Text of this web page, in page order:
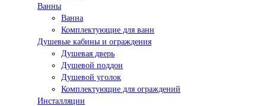
Ванны
Ванна
Комплектующие для ванн
Душевые кабины и ограждения
Душевая дверь
Душевой поддон
Душевой уголок
Комплектующие для ограждений
Инсталляции